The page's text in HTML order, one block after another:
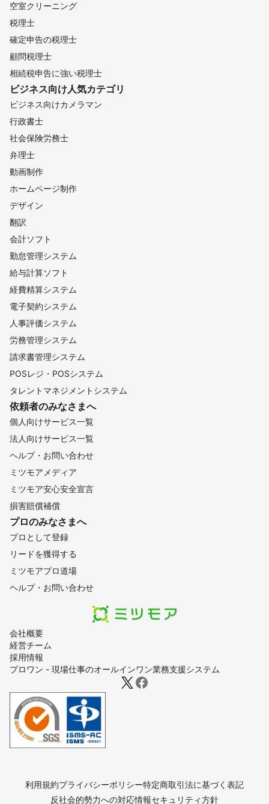
会社概要
経営チーム
採用情報
プロワン - 現場仕事のオールインワン業務支援システム
空室クリーニング
税理士
確定申告の税理士
顧問税理士
相続税申告に強い税理士
ビジネス向け人気カテゴリ
ビジネス向けカメラマン
行政書士
社会保険労務士
弁理士
動画制作
ホームページ制作
デザイン
翻訳
会計ソフト
勤怠管理システム
給与計算ソフト
経費精算システム
電子契約システム
人事評価システム
労務管理システム
請求書管理システム
POSレジ・POSシステム
タレントマネジメントシステム
依頼者のみなさまへ
個人向けサービス一覧
法人向けサービス一覧
ヘルプ・お問い合わせ
ミツモアメディア
ミツモア安心安全宣言
損害賠償補償
プロのみなさまへ
プロとして登録
リードを獲得する
ミツモアプロ道場
ヘルプ・お問い合わせ
利用規約プライバシーポリシー特定商取引法に基づく表記
反社会的勢力への対応情報セキュリティ方針